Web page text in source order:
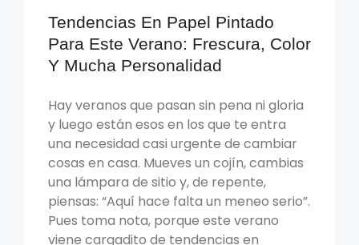
Tendencias En Papel Pintado
Para Este Verano: Frescura, Color
Y Mucha Personalidad
Hay veranos que pasan sin pena ni gloria
y luego están esos en los que te entra
una necesidad casi urgente de cambiar
cosas en casa. Mueves un cojín, cambias
una lámpara de sitio y, de repente,
piensas: “Aquí hace falta un meneo serio”.
Pues toma nota, porque este verano
viene cargadito de tendencias en